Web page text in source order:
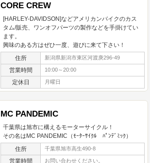
CORE CREW
[HARLEY-DAVIDSON]などアメリカンバイクのカス
タム/販売、ワンオフパーツの製作などを手掛けてい
ます。
興味のある方はぜひ一度、遊びに来て下さい！
住所 新潟県新潟市東区河渡庚296-49
営業時間 10:00～20:00
定休日 月曜日
MC PANDEMIC
千葉県は旭市に構えるモーターサイクル！
その名はMC PANDEMIC（ﾓｰﾀｰｻｲｸﾙ ﾊﾟﾝﾃﾞﾐｯｸ）
住所 千葉県旭市高生490-8
営業時間 お問い合わせください。